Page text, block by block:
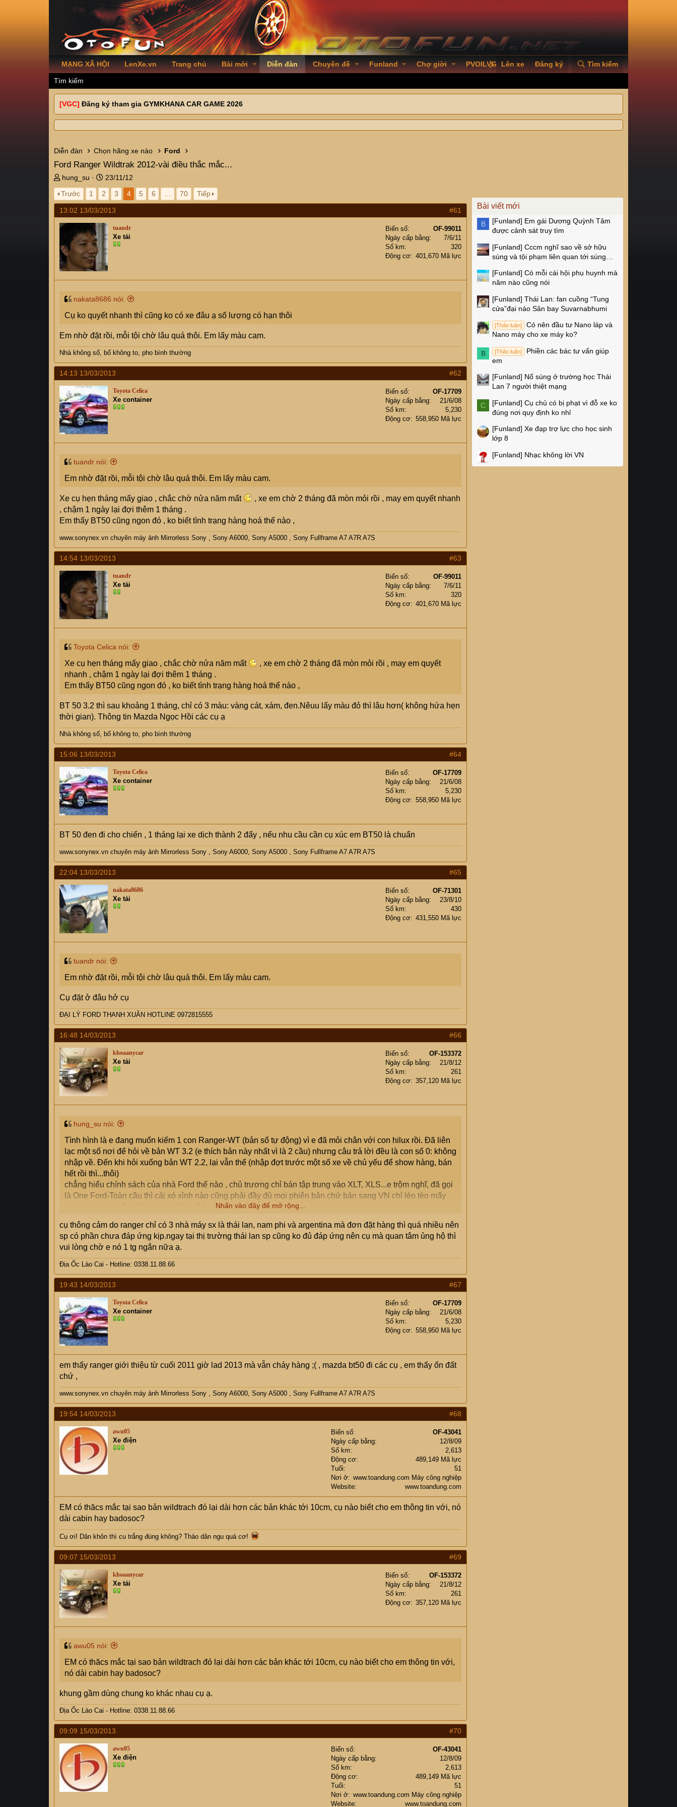
MẠNG XÃ HỘI LenXe.vn Trang chủ Bài mới Diễn đàn Chuyên đề Funland Chợ giời PVOILVGC2026
Lên xe Đăng ký Tìm kiếm
Tìm kiếm
[VGC] Đăng ký tham gia GYMKHANA CAR GAME 2026
Diễn đàn Chọn hãng xe nào Ford
Ford Ranger Wildtrak 2012-vài điều thắc mắc...
T
h
r
e
a
d
t
a
r
t
e
hung_su
N
g
à
y
g
ử
i
23/11/12
Trước
1 2 3 4 5 6 70 Tiếp
13:02 13/03/2013 #61
tuandr
Xe tải
Biển số
OF-99011
Ngày cấp bằng
7/6/11
Số km
320
Động cơ
401,670 Mã lực
nakata8686 nói:
Cụ ko quyết nhanh thì cũng ko có xe đâu ạ số lượng có hạn thôi
Em nhờ đặt rồi, mỗi tội chờ lâu quá thôi. Em lấy màu cam.
Nhà không số, bố không to, pho bình thường
14:13 13/03/2013 #62
Toyota Celica
Xe container
Biển số
OF-17709
Ngày cấp bằng
21/6/08
Số km
5,230
Động cơ
558,950 Mã lực
tuandr nói:
Em nhờ đặt rồi, mỗi tội chờ lâu quá thôi. Em lấy màu cam.
Xe cụ hẹn tháng mấy giao , chắc chờ nửa năm mất
, xe em chờ 2 tháng đã mòn mỏi rồi , may em quyết nhanh
, chậm 1 ngày lại đợi thêm 1 tháng .
Em thấy BT50 cũng ngon đó , ko biết tình trạng hàng hoá thế nào ,
www.sonynex.vn chuyên máy ảnh Mirrorless Sony , Sony A6000, Sony A5000 , Sony Fullframe A7 A7R A7S
14:54 13/03/2013 #63
tuandr
Xe tải
Biển số
OF-99011
Ngày cấp bằng
7/6/11
Số km
320
Động cơ
401,670 Mã lực
Toyota Celica nói:
Xe cụ hẹn tháng mấy giao , chắc chờ nửa năm mất
, xe em chờ 2 tháng đã mòn mỏi rồi , may em quyết
nhanh , chậm 1 ngày lại đợi thêm 1 tháng .
Em thấy BT50 cũng ngon đó , ko biết tình trạng hàng hoá thế nào ,
BT 50 3.2 thì sau khoảng 1 tháng, chỉ có 3 màu: vàng cát, xám, đen.Nêuu lấy màu đỏ thì lâu hơn( không hứa hẹn
thời gian). Thông tin Mazda Ngọc Hồi các cụ ạ
Nhà không số, bố không to, pho bình thường
15:06 13/03/2013 #64
Toyota Celica
Xe container
Biển số
OF-17709
Ngày cấp bằng
21/6/08
Số km
5,230
Động cơ
558,950 Mã lực
BT 50 đen đi cho chiến , 1 tháng lại xe dịch thành 2 đấy , nếu nhu cầu cần cụ xúc em BT50 là chuẩn
www.sonynex.vn chuyên máy ảnh Mirrorless Sony , Sony A6000, Sony A5000 , Sony Fullframe A7 A7R A7S
22:04 13/03/2013 #65
nakata8686
Xe tải
Biển số
OF-71301
Ngày cấp bằng
23/8/10
Số km
430
Động cơ
431,550 Mã lực
tuandr nói:
Em nhờ đặt rồi, mỗi tội chờ lâu quá thôi. Em lấy màu cam.
Cụ đặt ở đâu hở cụ
ĐẠI LÝ FORD THANH XUÂN HOTLINE 0972815555
16:48 14/03/2013 #66
khoaanycar
Xe tải
Biển số
OF-153372
Ngày cấp bằng
21/8/12
Số km
261
Động cơ
357,120 Mã lực
hung_su nói:
Tình hình là e đang muốn kiếm 1 con Ranger-WT (bản số tự động) vì e đã mỏi chân với con hilux rồi. Đã liên
lạc một số nơi để hỏi về bản WT 3.2 (e thích bản này nhất vì là 2 cầu) nhưng câu trả lời đều là con số 0: không
nhập về. Đến khi hỏi xuống bản WT 2.2, lại vẫn thế (nhập đợt trước một số xe về chủ yếu để show hàng, bán
hết rồi thì...thôi)
chẳng hiểu chính sách của nhà Ford thế nào , chủ trương chỉ bán tập trung vào XLT, XLS...e trộm nghĩ, đã gọi
là One Ford-Toàn cầu thì cái xó xỉnh nào cũng phải đầy đủ mọi phiên bản chứ bán sang VN chỉ lèo tèo mấy
con xe (chưa chắc đã hơn con Hilux 3.0 của e) thì CHÁN quá...
Salon ngoài (hoặc biết) có thể nhập được xe về thì cũng vui lòng mách nước giúp e...
Nhấn vào đây để mở rộng...
cụ thông cảm do ranger chỉ có 3 nhà máy sx là thái lan, nam phi và argentina mà đơn đặt hàng thì quá nhiều nên
sp có phần chưa đáp ứng kịp.ngay tại thị trường thái lan sp cũng ko đủ đáp ứng nên cụ mà quan tâm ủng hộ thì
vui lòng chờ e nó 1 tg ngắn nữa ạ.
Địa Ốc Lào Cai - Hotline: 0338.11.88.66
19:43 14/03/2013 #67
Toyota Celica
Xe container
Biển số
OF-17709
Ngày cấp bằng
21/6/08
Số km
5,230
Động cơ
558,950 Mã lực
em thấy ranger giới thiệu từ cuối 2011 giờ lad 2013 mà vẫn cháy hàng ;( , mazda bt50 đi các cụ , em thấy ổn đất
chứ ,
www.sonynex.vn chuyên máy ảnh Mirrorless Sony , Sony A6000, Sony A5000 , Sony Fullframe A7 A7R A7S
19:54 14/03/2013 #68
awu05
Xe điện
Biển số
OF-43041
Ngày cấp bằng
12/8/09
Số km
2,613
Động cơ
489,149 Mã lực
Tuổi
51
Nơi ở
www.toandung.com Máy công nghiệp
Website
www.toandung.com
EM có thăcs mắc tại sao bản wildtrach đó lại dài hơn các bản khác tới 10cm, cụ nào biết cho em thông tin với, nó
dài cabin hay badosoc?
Cụ ơi! Dân khôn thì cu trắng đúng không? Thảo dân ngu quá cơ!
09:07 15/03/2013 #69
khoaanycar
Xe tải
Biển số
OF-153372
Ngày cấp bằng
21/8/12
Số km
261
Động cơ
357,120 Mã lực
awu05 nói:
EM có thăcs mắc tại sao bản wildtrach đó lại dài hơn các bản khác tới 10cm, cụ nào biết cho em thông tin với,
nó dài cabin hay badosoc?
khung gầm dùng chung ko khác nhau cụ ạ.
Địa Ốc Lào Cai - Hotline: 0338.11.88.66
09:09 15/03/2013 #70
awu05
Xe điện
Biển số
OF-43041
Ngày cấp bằng
12/8/09
Số km
2,613
Động cơ
489,149 Mã lực
Tuổi
51
Nơi ở
www.toandung.com Máy công nghiệp
Website
www.toandung.com
Bài viết mới
B [Funland] Em gái Dương Quỳnh Tâm
được cảnh sát truy tìm
[Funland] Cccm nghĩ sao về sở hữu
súng và tội phạm liên quan tới súng
[Funland] Có mỗi cái hội phụ huynh mà
năm nào cũng nói
[Funland] Thái Lan: fan cuồng “Tung
cửa”đại náo Sân bay Suvarnabhumi
[Thảo luận]
Có nên đầu tư Nano láp và
Nano máy cho xe máy ko?
B [Thảo luận]
Phiền các bác tư vấn giúp
em
[Funland] Nổ súng ở trường học Thái
Lan 7 người thiệt mạng
C [Funland] Cụ chủ có bị phạt vì đỗ xe ko
đúng nơi quy định ko nhỉ
[Funland] Xe đạp trợ lực cho học sinh
lớp 8
[Funland] Nhạc không lời VN